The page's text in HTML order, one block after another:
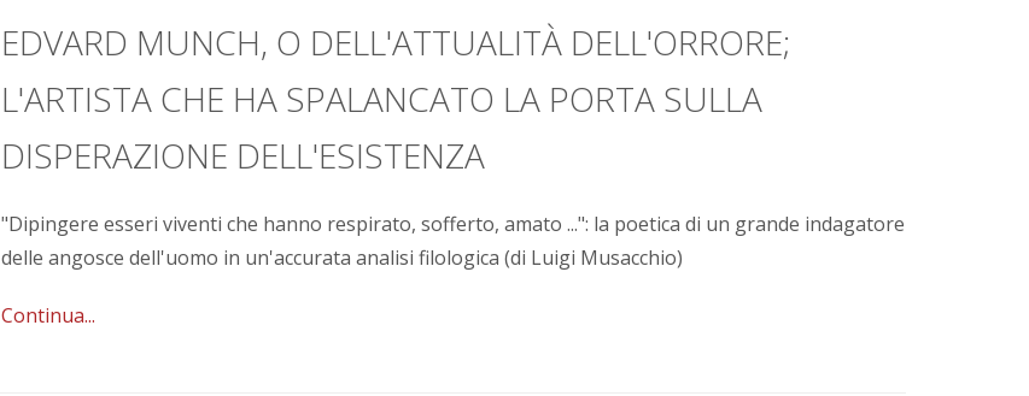
EDVARD MUNCH, O DELL'ATTUALITÀ DELL'ORRORE;
L'ARTISTA CHE HA SPALANCATO LA PORTA SULLA
DISPERAZIONE DELL'ESISTENZA
"Dipingere esseri viventi che hanno respirato, sofferto, amato ...": la poetica di un grande indagatore
delle angosce dell'uomo in un'accurata analisi filologica (di Luigi Musacchio)
Continua...